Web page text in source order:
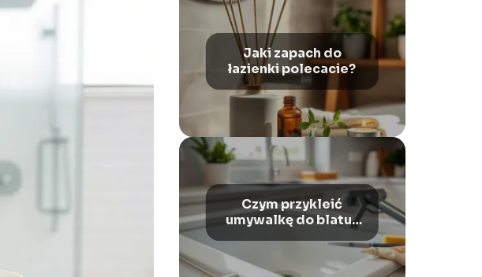
Jaki zapach do
łazienki polecacie?
Czym przykleić
umywalkę do blatu?
uszczelniacze